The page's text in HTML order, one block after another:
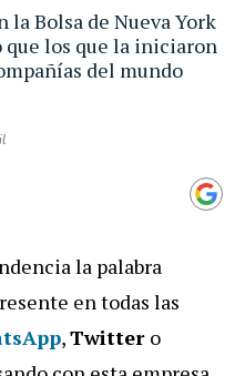
la Bolsa de Nueva York
que los que la iniciaron
del mundo
la palabra
en todas las
,Twitter o